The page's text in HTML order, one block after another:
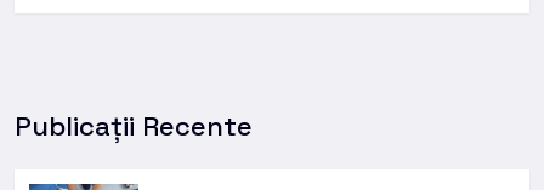
Publicații Recente